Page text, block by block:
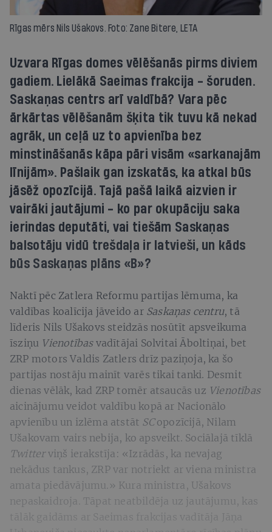
Rīgas mērs Nils Ušakovs. Foto: Zane Bitere, LETA
Uzvara Rīgas domes vēlēšanās pirms diviem
gadiem. Lielākā Saeimas frakcija - šoruden.
Saskaņas centrs arī valdībā? Vara pēc
ārkārtas vēlēšanām šķita tik tuvu kā nekad
agrāk, un ceļā uz to apvienība bez
minstināšanās kāpa pāri visām «sarkanajām
līnijām». Pašlaik gan izskatās, ka atkal būs
jāsēž opozīcijā. Tajā pašā laikā aizvien ir
vairāki jautājumi - ko par okupāciju saka
ierindas deputāti, vai tiešām Saskaņas
balsotāju vidū trešdaļa ir latvieši, un kāds
būs Saskaņas plāns «B»?
Naktī pēc Zatlera Reformu partijas lēmuma, ka
valdības koalīcija jāveido ar Saskaņas centru, tā
līderis Nils Ušakovs steidzās nosūtīt apsveikuma
īsziņu Vienotības vadītājai Solvitai Āboltiņai, bet
ZRP motors Valdis Zatlers drīz paziņoja, ka šo
partijas nostāju mainīt varēs tikai tanki. Desmit
dienas vēlāk, kad ZRP tomēr atsaucās uz Vienotības
aicinājumu veidot valdību kopā ar Nacionālo
apvienību un izlēma atstāt SCopozīcijā, Nilam
Ušakovam vairs nebija, ko apsveikt. Sociālajā tīklā
Twitterviņš ierakstīja: «Izrādās, ka nevajag
nekādus tankus, ZRP var notriekt ar viena ministra
amata piedāvājumu.» Kura ministra, Ušakovs
nepaskaidroja. Tāpat neatbildēja uz jautājumu, kas
tālāk gaidāms ar Saeimas frakcijas vadītāja Jāņa